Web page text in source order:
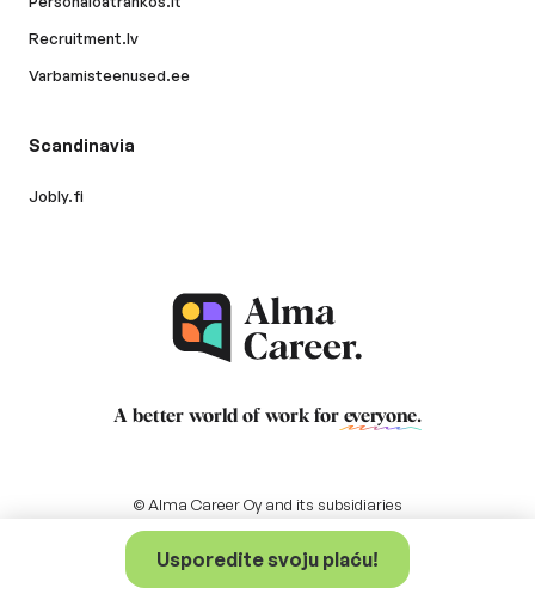
Usporedite svoju plaću!
Recruitment.lv
Varbamisteenused.ee
Scandinavia
Jobly.fi
A better world of work for everyone.
© Alma Career Oy and its subsidiaries